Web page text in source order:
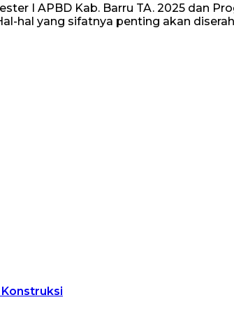
I APBD Kab. Barru TA. 2025 dan
hal yang sifatnya penting akan